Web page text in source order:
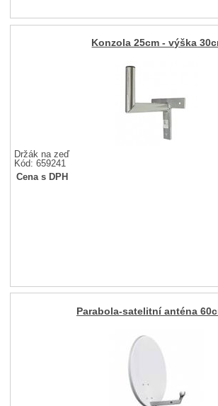
Konzola 25cm - výška
Držák na zeď
Kód: 659241
Cena s DPH
Parabola-satelitní anténa